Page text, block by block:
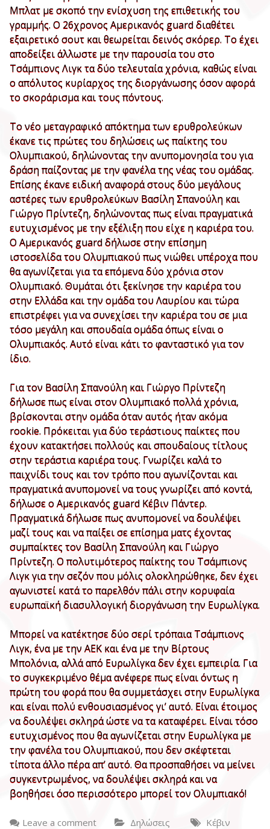
Μπλατ με σκοπό την ενίσχυση της επιθετικής του
γραμμής. Ο 26χρονος Αμερικανός guard διαθέτει
εξαιρετικό σουτ και θεωρείται δεινός σκόρερ. Το έχει
αποδείξει άλλωστε με την παρουσία του στο
Τσάμπιονς Λιγκ τα δύο τελευταία χρόνια, καθώς είναι
ο απόλυτος κυρίαρχος της διοργάνωσης όσον αφορά
το σκοράρισμα και τους πόντους.
Το νέο μεταγραφικό απόκτημα των ερυθρολεύκων
έκανε τις πρώτες του δηλώσεις ως παίκτης του
Ολυμπιακού, δηλώνοντας την ανυπομονησία του για
δράση παίζοντας με την φανέλα της νέας του ομάδας.
Επίσης έκανε ειδική αναφορά στους δύο μεγάλους
αστέρες των ερυθρολεύκων Βασίλη Σπανούλη και
Γιώργο Πρίντεζη, δηλώνοντας πως είναι πραγματικά
ευτυχισμένος με την εξέλιξη που είχε η καριέρα του.
Ο Αμερικανός guard δήλωσε στην επίσημη
ιστοσελίδα του Ολυμπιακού πως νιώθει υπέροχα που
θα αγωνίζεται για τα επόμενα δύο χρόνια στον
Ολυμπιακό. Θυμάται ότι ξεκίνησε την καριέρα του
στην Ελλάδα και την ομάδα του Λαυρίου και τώρα
επιστρέφει για να συνεχίσει την καριέρα του σε μια
τόσο μεγάλη και σπουδαία ομάδα όπως είναι ο
Ολυμπιακός. Αυτό είναι κάτι το φανταστικό για τον
ίδιο.
Για τον Βασίλη Σπανούλη και Γιώργο Πρίντεζη
δήλωσε πως είναι στον Ολυμπιακό πολλά χρόνια,
βρίσκονται στην ομάδα όταν αυτός ήταν ακόμα
rookie. Πρόκειται για δύο τεράστιους παίκτες που
έχουν κατακτήσει πολλούς και σπουδαίους τίτλους
στην τεράστια καριέρα τους. Γνωρίζει καλά το
παιχνίδι τους και τον τρόπο που αγωνίζονται και
πραγματικά ανυπομονεί να τους γνωρίζει από κοντά,
δήλωσε ο Αμερικανός guard Κέβιν Πάντερ.
Πραγματικά δήλωσε πως ανυπομονεί να δουλέψει
μαζί τους και να παίξει σε επίσημα ματς έχοντας
συμπαίκτες τον Βασίλη Σπανούλη και Γιώργο
Πρίντεζη. Ο πολυτιμότερος παίκτης του Τσάμπιονς
Λιγκ για την σεζόν που μόλις ολοκληρώθηκε, δεν έχει
αγωνιστεί κατά το παρελθόν πάλι στην κορυφαία
ευρωπαϊκή διασυλλογική διοργάνωση την Ευρωλίγκα.
Μπορεί να κατέκτησε δύο σερί τρόπαια Τσάμπιονς
Λιγκ, ένα με την ΑΕΚ και ένα με την Βίρτους
Μπολόνια, αλλά από Ευρωλίγκα δεν έχει εμπειρία. Για
το συγκεκριμένο θέμα ανέφερε πως είναι όντως η
πρώτη του φορά που θα συμμετάσχει στην Ευρωλίγκα
και είναι πολύ ενθουσιασμένος γι’ αυτό. Είναι έτοιμος
να δουλέψει σκληρά ώστε να τα καταφέρει. Είναι τόσο
ευτυχισμένος που θα αγωνίζεται στην Ευρωλίγκα με
την φανέλα του Ολυμπιακού, που δεν σκέφτεται
τίποτα άλλο πέρα απ’ αυτό. Θα προσπαθήσει να μείνει
συγκεντρωμένος, να δουλέψει σκληρά και να
βοηθήσει όσο περισσότερο μπορεί τον Ολυμπιακό!
Leave a comment Δηλώσεις
Κέβιν